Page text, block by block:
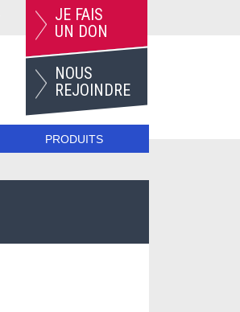
JE FAIS
UN DON
NOUS
REJOINDRE
PRODUITS